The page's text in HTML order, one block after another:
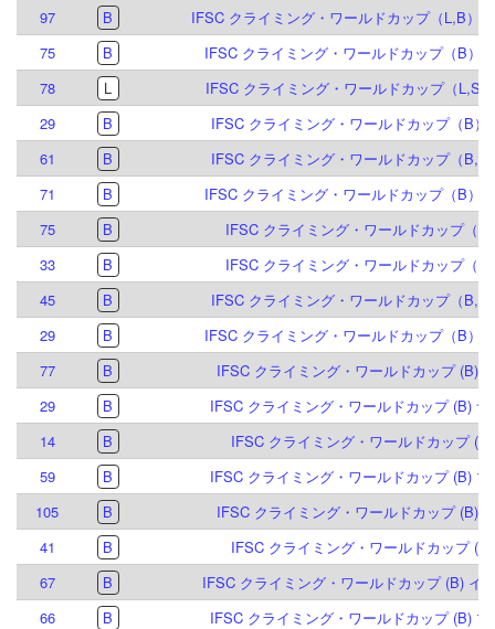
97
B
IFSC クライミング・ワールドカップ（L,B）
75
B
IFSC クライミング・ワールドカップ（B）
78
L
IFSC クライミング・ワールドカップ（L,S
29
B
IFSC クライミング・ワールドカップ（B）
61
B
IFSC クライミング・ワールドカップ（B,S
71
B
IFSC クライミング・ワールドカップ（B）
75
B
IFSC クライミング・ワールドカップ（B
33
B
IFSC クライミング・ワールドカップ（B
45
B
IFSC クライミング・ワールドカップ（B,S
29
B
IFSC クライミング・ワールドカップ（B）
77
B
IFSC クライミング・ワールドカップ (B)
29
B
IFSC クライミング・ワールドカップ (B)
14
B
IFSC クライミング・ワールドカップ
59
B
IFSC クライミング・ワールドカップ (B)
105
B
IFSC クライミング・ワールドカップ (B)
41
B
IFSC クライミング・ワールドカップ
67
B
IFSC クライミング・ワールドカップ (B) イ
66
B
IFSC クライミング・ワールドカップ (B)